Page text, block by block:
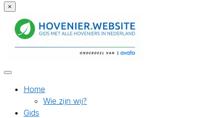
×
Home
Wie zijn wij?
Gids